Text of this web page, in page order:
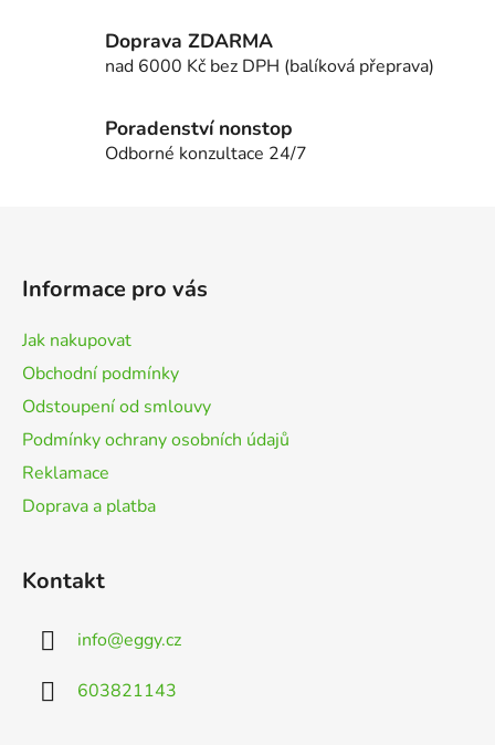
k
y
v
p
i
Doprava ZDARMA
nad 6000 Kč bez DPH (balíková přeprava)
Poradenství nonstop
Odborné konzultace 24/7
Informace pro vás
Jak nakupovat
Obchodní podmínky
Odstoupení od smlouvy
Podmínky ochrany osobních údajů
Reklamace
Doprava a platba
Kontakt
info@eggy.cz
603821143